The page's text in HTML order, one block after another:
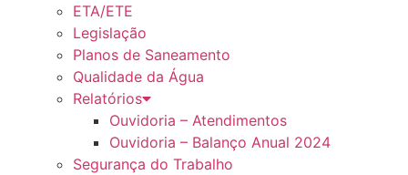
ETA/ETE
Legislação
Planos de Saneamento
Qualidade da Água
Relatórios
Ouvidoria – Atendimentos
Ouvidoria – Balanço Anual 2024
Segurança do Trabalho